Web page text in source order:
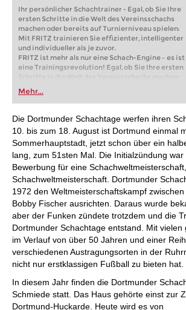
Ihr persönlicher Schachtrainer - Egal, ob Sie Ihre
ersten Schritte in die Welt des Vereinsschachs
machen oder bereits auf Turnierniveau spielen:
Mit FRITZ trainieren Sie effizienter, intelligenter
und individueller als je zuvor.
FRITZ ist mehr als nur eine Schach-Engine – es ist
eine Trainingsrevolution! Egal, ob Sie Ihre ersten
Schritte in die Welt des Vereinsschachs machen
oder bereits auf Turnierniveau spielen: Mit
FRITZ trainieren Sie effizienter, intelligenter und
individueller als je zuvor.
Mehr...
Die Dortmunder Schachtage werfen ihren
10. bis zum 18. August ist Dortmund einmal
Sommerhauptstadt, jetzt schon über ein
lang, zum 51sten Mal. Die Initialzündung war
Bewerbung für eine
Schachweltmeisterschaft. Dortmunder
1972 den Weltmeisterschaftskampf
Bobby Fischer ausrichten. Daraus wurde
aber der Funken zündete trotzdem und die
Dortmunder Schachtage entstand. Mit vielen
im Verlauf von über 50 Jahren und einer
verschiedenen Austragungsorten in der
nicht nur erstklassigen Fußball zu bieten hat.
In diesem Jahr finden die Dortmunder
Schmiede statt. Das Haus gehörte einst zur
Dortmund-Huckarde. Heute wird es von